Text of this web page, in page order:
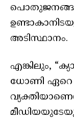
അടിസ്ഥാനം.
എങ്കിലും,
ധോണി ഏറെ